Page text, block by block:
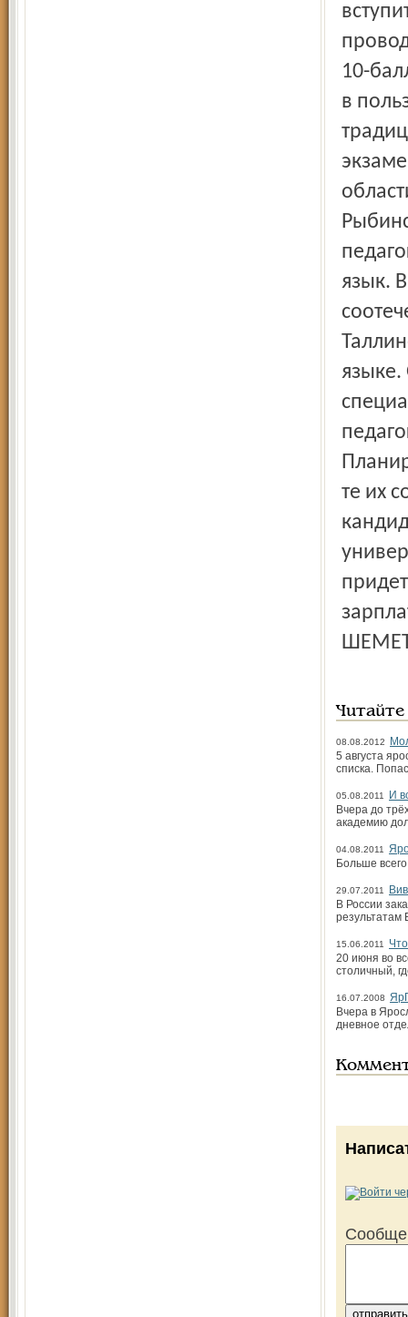
10-
в
язык.
те их
08.08.2012
5 августа
списка.
05.08.2011
И
Вчера до
академию
04.08.2011
Больше
29.07.2011
В России
результатам
15.06.2011
20 июня во
столичный,
16.07.2008
Вчера в
дневное